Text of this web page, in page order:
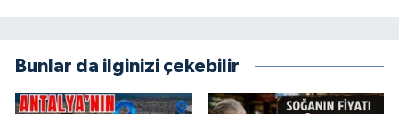
Bunlar da ilginizi çekebilir